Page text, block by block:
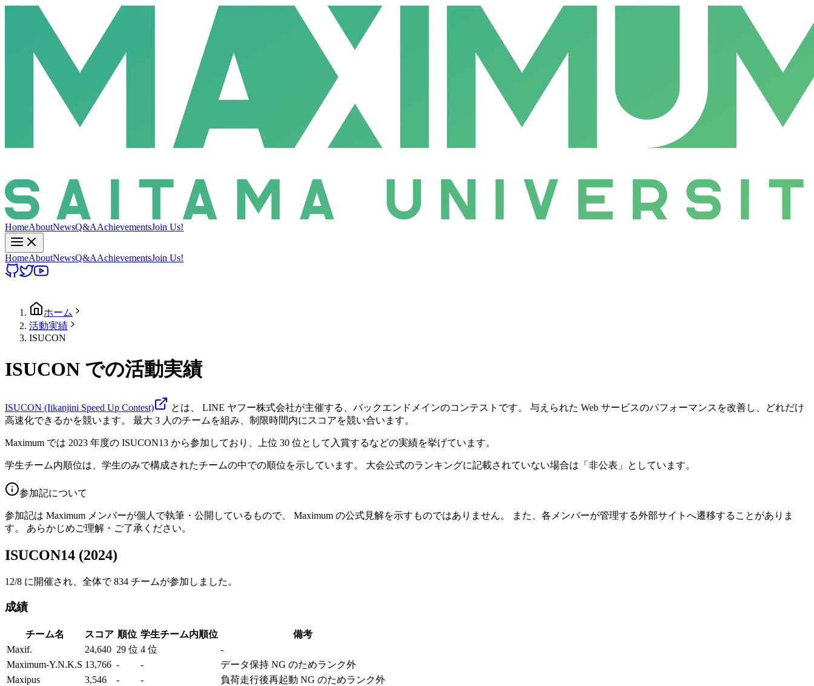
HomeAboutNewsQ&AAchievementsJoin Us!
HomeAboutNewsQ&AAchievementsJoin Us!
ホーム
活動実績
ISUCON
ISUCON での活動実績
ISUCON (Iikanjini Speed Up Contest)
とは、 LINE ヤフー株式会社が主催する、バックエンドメインのコンテストです。 与えられた Web サービスのパフォーマンスを改善し、どれだけ
高速化できるかを競います。 最大 3 人のチームを組み、制限時間内にスコアを競い合います。
Maximum では 2023 年度の ISUCON13 から参加しており、上位 30 位として入賞するなどの実績を挙げています。
学生チーム内順位は、学生のみで構成されたチームの中での順位を示しています。 大会公式のランキングに記載されていない場合は「非公表」としています。
参加記について
参加記は Maximum メンバーが個人で執筆・公開しているもので、 Maximum の公式見解を示すものではありません。 また、各メンバーが管理する外部サイトへ遷移することがありま
す。 あらかじめご理解・ご了承ください。
ISUCON14 (2024)
12/8 に開催され、全体で 834 チームが参加しました。
成績
チーム名 スコア 順位 学生チーム内順位
備考
Maxif.
24,640 29 位 4 位
-
Maximum-Y.N.K.S 13,766 - -
データ保持 NG のためランク外
Maxipus
3,546 - - 負荷走行後再起動 NG のためランク外